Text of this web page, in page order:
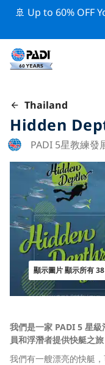
🚢 Up to 60% OFF
Thailand
Hidden
PADI 5星教練發
顯示圖片 顯示所有
我們是一家 PADI 5 星
員和浮潛者提供快艇之旅
我們有一艘漂亮的快艇